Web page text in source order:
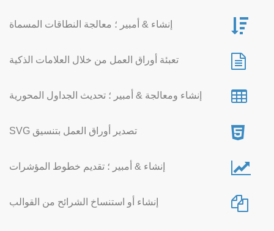
إنشاء & أمبير ؛ معالجة النطاقات المسماة
تعبئة أوراق العمل من خلال العلامات الذكية
إنشاء ومعالجة & أمبير ؛ تحديث الجداول المحورية
تصدير أوراق العمل بتنسيق SVG
إنشاء & أمبير ؛ تقديم خطوط المؤشرات
إنشاء أو استنساخ الشرائح من القوالب